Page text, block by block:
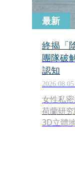
最新
終揭「
團隊破
認知
女性私
荷蘭研
3D立體